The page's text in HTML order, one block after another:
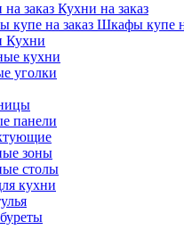
Кухни на заказ
Шкафы купе
Кухни
кухни
уголки
панели
зоны
столы
кухни